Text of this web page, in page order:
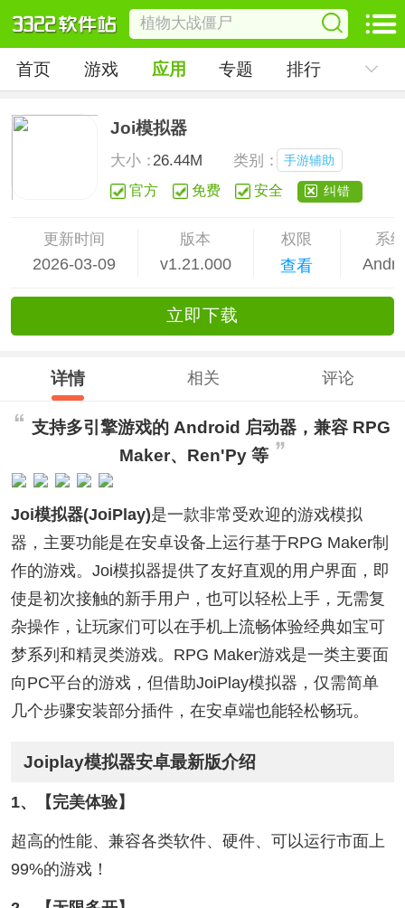
首页 游戏 应用 专题 排行
Joi模拟器
大小：26.44M 类别： 手游辅助
官方 免费 安全 纠错
更新时间
2026-03-09
版本
v1.21.000
权限
查看
系
立即下载
详情 相关 评论
支持多引擎游戏的 Android 启动器，兼容 RPG
Maker、Ren'Py 等
Joi模拟器(JoiPlay)是一款非常受欢迎的游戏模拟
器，主要功能是在安卓设备上运行基于RPG Maker制
作的游戏。Joi模拟器提供了友好直观的用户界面，即
使是初次接触的新手用户，也可以轻松上手，无需复
杂操作，让玩家们可以在手机上流畅体验经典如宝可
梦系列和精灵类游戏。RPG Maker游戏是一类主要面
向PC平台的游戏，但借助JoiPlay模拟器，仅需简单
几个步骤安装部分插件，在安卓端也能轻松畅玩。
Joiplay模拟器安卓最新版介绍
1、【完美体验】
超高的性能、兼容各类软件、硬件、可以运行市面上
99%的游戏！